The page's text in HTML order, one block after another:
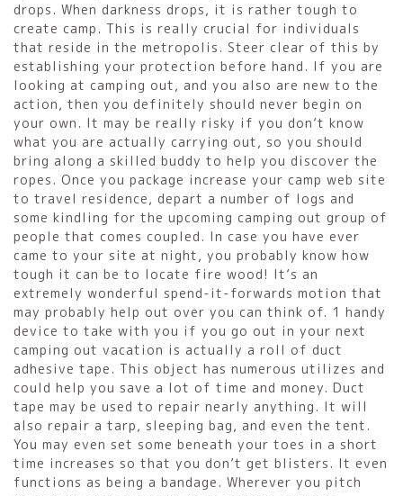
drops. When darkness drops, it is rather tough to
create camp. This is really crucial for individuals
that reside in the metropolis. Steer clear of this by
establishing your protection before hand. If you are
looking at camping out, and you also are new to the
action, then you definitely should never begin on
your own. It may be really risky if you don’t know
what you are actually carrying out, so you should
bring along a skilled buddy to help you discover the
ropes. Once you package increase your camp web site
to travel residence, depart a number of logs and
some kindling for the upcoming camping out group of
people that comes coupled. In case you have ever
came to your site at night, you probably know how
tough it can be to locate fire wood! It’s an
extremely wonderful spend-it-forwards motion that
may probably help out over you can think of. 1 handy
device to take with you if you go out in your next
camping out vacation is actually a roll of duct
adhesive tape. This object has numerous utilizes and
could help you save a lot of time and money. Duct
tape may be used to repair nearly anything. It will
also repair a tarp, sleeping bag, and even the tent.
You may even set some beneath your toes in a short
time increases so that you don’t get blisters. It even
functions as being a bandage. Wherever you pitch